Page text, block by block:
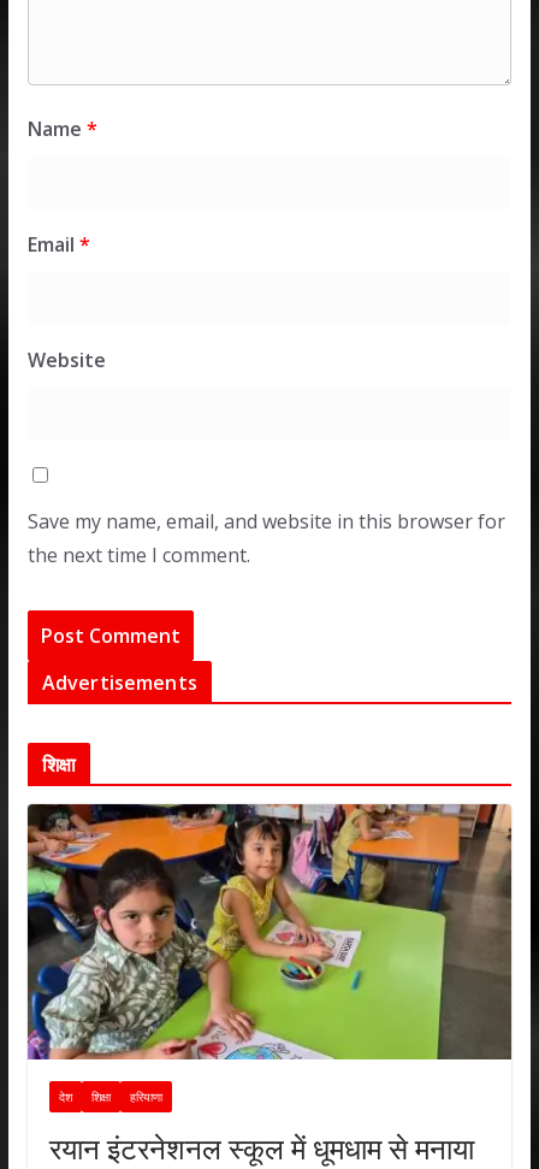
Name *
Email *
Website
Save my name, email, and website in this browser for
the next time I comment.
Advertisements
शिक्षा
देश शिक्षा हरियाणा
रयान इंटरनेशनल स्कूल में धूमधाम से मनाया